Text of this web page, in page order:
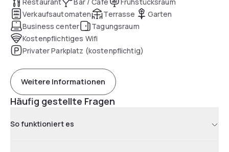
Verkaufsautomaten
Terrasse
Garten
Business center
Tagungsraum
Kostenpflichtiges Wifi
Privater Parkplatz (kostenpflichtig)
Weitere Informationen
Häufig gestellte Fragen
So funktioniert es